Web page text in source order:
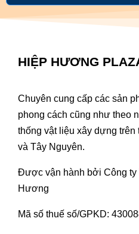
HIỆP HƯƠNG
Chuyên cung cấp các sản
phong cách cũng như theo
thống vật liệu xây dựng trên
và Tây Nguyên.
Được vận hành bởi Công
Hương
Mã số thuế số/GPKD: